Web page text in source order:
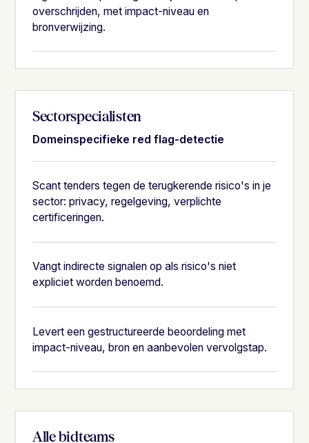
overschrijden, met impact-niveau en
bronverwijzing.
Sectorspecialisten
Domeinspecifieke red flag-detectie
Scant tenders tegen de terugkerende risico's in je
sector: privacy, regelgeving, verplichte
certificeringen.
Vangt indirecte signalen op als risico's niet
expliciet worden benoemd.
Levert een gestructureerde beoordeling met
impact-niveau, bron en aanbevolen vervolgstap.
Alle bidteams